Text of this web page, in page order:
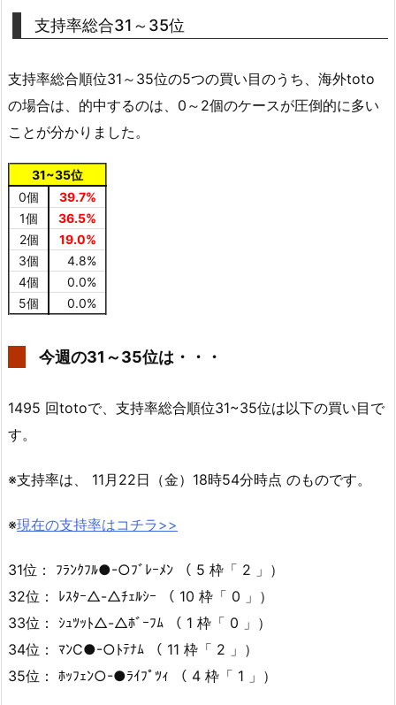
支持率総合31～35位
支持率総合順位31～35位の5つの買い目のうち、海外toto
の場合は、的中するのは、0～2個のケースが圧倒的に多い
ことが分かりました。
31~35位
0個
39.7%
1個
36.5%
2個
19.0%
3個
4.8%
4個
0.0%
5個
0.0%
今週の31～35位は・・・
1495 回totoで、支持率総合順位31~35位は以下の買い目で
す。
※支持率は、 11月22日（金）18時54分時点 のものです。
※現在の支持率はコチラ>>
31位： ﾌﾗﾝｸﾌﾙ●-○ﾌﾞﾚｰﾒﾝ （ 5 枠「 2 」）
32位： ﾚｽﾀｰ△-△ﾁｪﾙｼｰ （ 10 枠「 0 」）
33位： ｼｭﾂｯﾄ△-△ﾎﾞｰﾌﾑ （ 1 枠「 0 」）
34位： ﾏﾝC●-○ﾄﾃﾅﾑ （ 11 枠「 2 」）
35位： ﾎｯﾌｪﾝ○-●ﾗｲﾌﾟﾂｨ （ 4 枠「 1 」）